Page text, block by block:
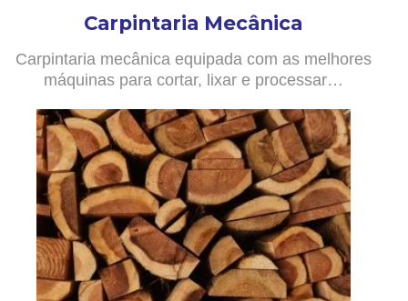
Carpintaria Mecânica
Carpintaria mecânica equipada com as melhores
máquinas para cortar, lixar e processar…